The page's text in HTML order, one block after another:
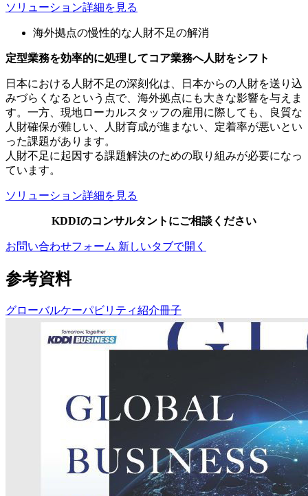
ソリューション詳細を見る
海外拠点の慢性的な人財不足の解消
定型業務を効率的に処理してコア業務へ人財をシフト
日本における人財不足の深刻化は、日本からの人財を送り込
みづらくなるという点で、海外拠点にも大きな影響を与えま
す。一方、現地ローカルスタッフの雇用に際しても、良質な
人財確保が難しい、人財育成が進まない、定着率が悪いとい
った課題があります。
人財不足に起因する課題解決のための取り組みが必要になっ
ています。
ソリューション詳細を見る
KDDIのコンサルタントにご相談ください
お問い合わせフォーム 新しいタブで開く
参考資料
グローバルケーパビリティ紹介冊子